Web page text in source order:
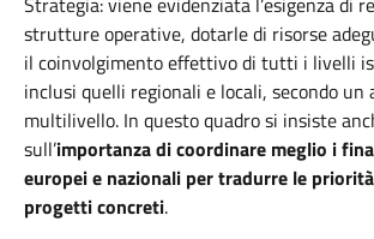
strutture operative, dotarle di risorse
il coinvolgimento effettivo di tutti i livelli
inclusi quelli regionali e locali, secondo un
multilivello. In questo quadro si insiste
sull’importanza di coordinare meglio i
europei e nazionali per tradurre le
progetti concreti.